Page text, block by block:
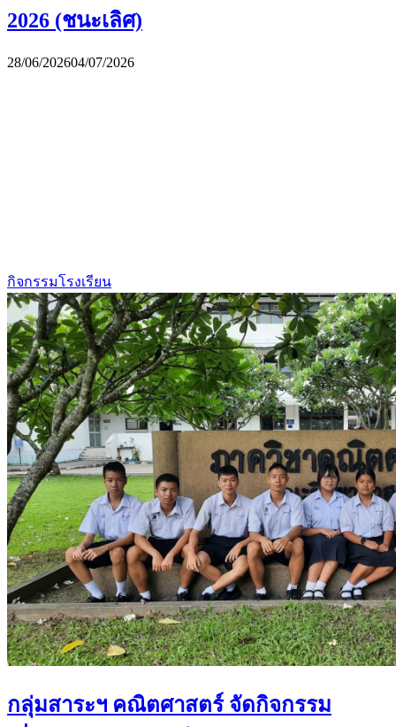
2026 (ชนะเลิศ)
28/06/202604/07/2026
กิจกรรมโรงเรียน
กลุ่มสาระฯ คณิตศาสตร์ จัดกิจกรรม